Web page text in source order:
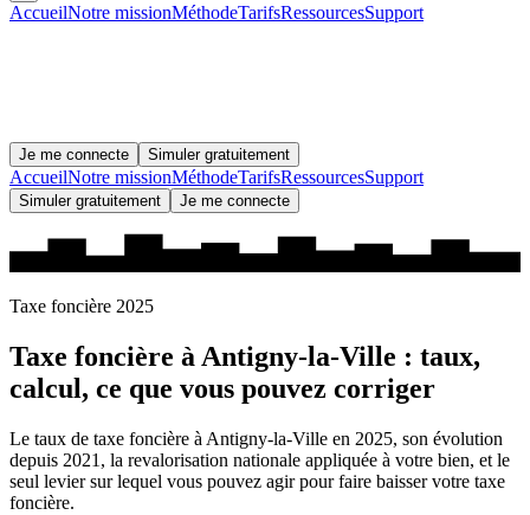
AccueilNotre missionMéthodeTarifsRessourcesSupport
Je me connecte Simuler gratuitement
AccueilNotre missionMéthodeTarifsRessourcesSupport
Simuler gratuitement Je me connecte
Taxe foncière 2025
Taxe foncière àAntigny-la-Ville : taux,
calcul, ce que vous pouvez corriger
Le taux de taxe foncière à Antigny-la-Ville en 2025, son évolution
depuis 2021, la revalorisation nationale appliquée à votre bien, et le
seul levier sur lequel vous pouvez agir pour faire baisser votre taxe
foncière.